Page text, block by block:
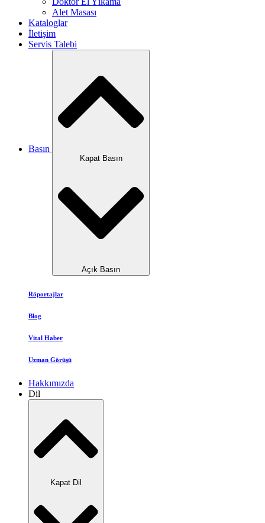
Alet Masası
Kataloglar
İletişim
Servis Talebi
Basın
Kapat Basın
Açık Basın
Röportajlar
Blog
Vital Haber
Uzman Görüşü
Hakkımızda
Dil
Kapat Dil